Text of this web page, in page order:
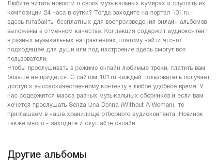
Любите читать новости о своих музыкальных кумирах и слушать их
композиции 24 часа в сутки? Тогда заходите на портал 101.ru -
здесь гигабайты бесплатных для воспроизведения онлайн альбомов
выложены в отменном качестве. Коллекция содержит аудиоконтент
в разных музыкальных направлениях, поэтому найти что-то
подходящее для души или под настроение здесь смогут все
пользователи.
Чтобы прослушивать в режиме онлайн любимые треки, платить вам
больше не придется. С сайтом 101.ru каждый пользователь получает
доступ к высококачественному контенту в любое удобное время. У
нас содержится масса разных музыкальных сборников и если вам
хочется прослушать Senza Una Donna (Without A Woman), то
приглашаем в наше хранилище отборного аудиоконтента. Новинок
также много - заходите и слушайте онлайн.
Другие альбомы